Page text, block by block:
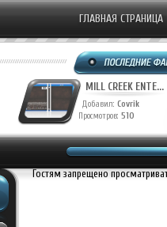
ГЛАВНАЯ СТРАНИЦА
MILL CREEK ENTE...
Добавил: Covrik
Просмотров: 510
Гостям запрещено